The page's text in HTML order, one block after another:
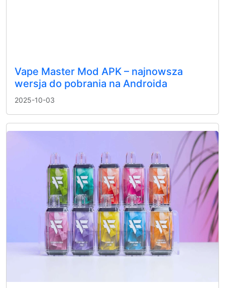
Vape Master Mod APK – najnowsza
wersja do pobrania na Androida
2025-10-03